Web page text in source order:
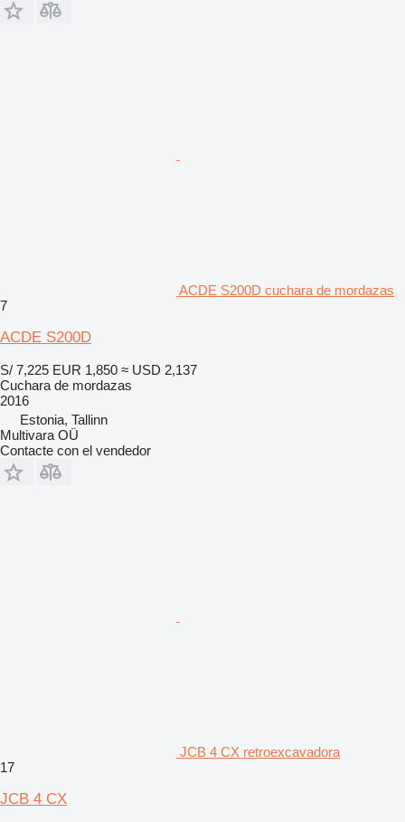
ACDE S200D cuchara de mordazas
7
ACDE S200D
S/ 7,225 EUR 1,850 ≈ USD 2,137
Cuchara de mordazas
2016
Estonia, Tallinn
Multivara OÜ
Contacte con el vendedor
JCB 4 CX retroexcavadora
17
JCB 4 CX